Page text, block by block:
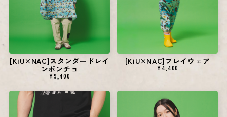
[KiU×NAC]スタンダードレイ
ンポンチョ
¥9,400
[KiU×NAC]プレイウェア
¥4,400